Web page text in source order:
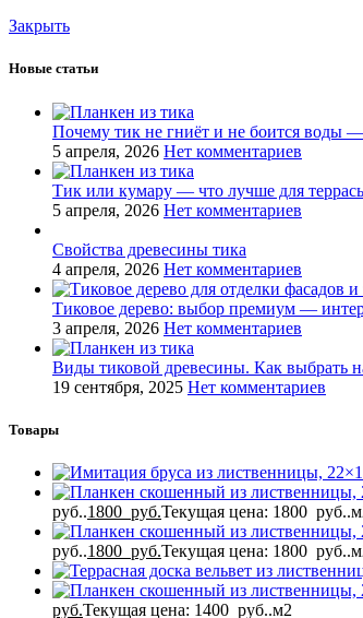
Закрыть
Новые статьи
Почему тик не гниёт и не боится воды
5 апреля, 2026 Нет комментариев
Тик или кумару — что лучше для
5 апреля, 2026 Нет комментариев
Свойства древесины тика
4 апреля, 2026 Нет комментариев
Тиковое дерево: выбор премиум —
3 апреля, 2026 Нет комментариев
Виды тиковой древесины. Как выбрать
19 сентября, 2025 Нет комментариев
Товары
руб..1800 руб.Текущая цена: 1800 руб..
руб..1800 руб.Текущая цена: 1800 руб..
руб.Текущая цена: 1400 руб..м2